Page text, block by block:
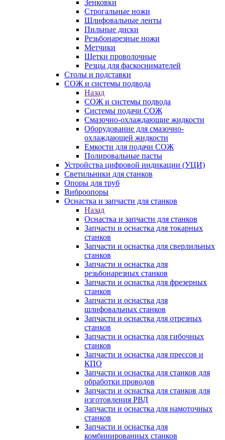
Зенковки
Строгальные ножи
Шлифовальные ленты
Пильные диски
Резьбонарезные ножи
Метчики
Щетки проволочные
Резцы для фаскоснимателей
Столы и подставки
СОЖ и системы подвода
Назад
СОЖ и системы подвода
Системы подачи СОЖ
Смазочно-охлаждающие жидкости
Оборудование для смазочно-
охлаждающей жидкости
Емкости для подачи СОЖ
Полировальные пасты
Устройства цифровой индикации (УЦИ)
Светильники для станков
Опоры для труб
Виброопоры
Оснастка и запчасти для станков
Назад
Оснастка и запчасти для станков
Запчасти и оснастка для токарных
станков
Запчасти и оснастка для сверлильных
станков
Запчасти и оснастка для
резьбонарезных станков
Запчасти и оснастка для фрезерных
станков
Запчасти и оснастка для
шлифовальных станков
Запчасти и оснастка для отрезных
станков
Запчасти и оснастка для гибочных
станков
Запчасти и оснастка для прессов и
КПО
Запчасти и оснастка для станков для
обработки проводов
Запчасти и оснастка для станков для
изготовления РВД
Запчасти и оснастка для намоточных
станков
Запчасти и оснастка для
комбинированных станков